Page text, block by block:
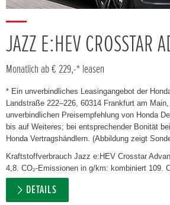
JAZZ E:HEV CROSSTAR
Monatlich ab € 229,-* leasen
* Ein unverbindliches Leasingangebot der
Landstraße 222–226, 60314 Frankfurt am
unverbindlichen Preisempfehlung von Honda
bis auf Weiteres; bei entsprechender Bonität
Honda Vertragshändlern. (Abbildung zeigt
Kraftstoffverbrauch Jazz e:HEV Crosstar
4,8. CO₂-Emissionen in g/km: kombiniert 109.
DETAILS